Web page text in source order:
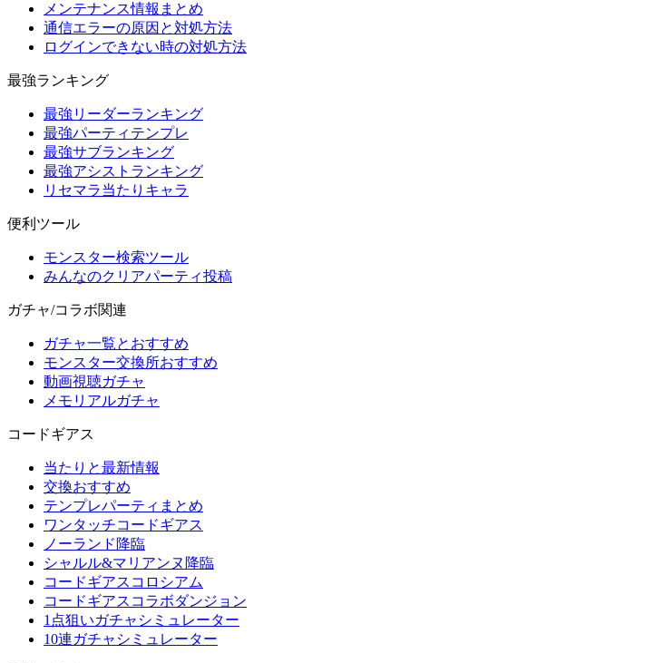
メンテナンス情報まとめ
通信エラーの原因と対処方法
ログインできない時の対処方法
最強ランキング
最強リーダーランキング
最強パーティテンプレ
最強サブランキング
最強アシストランキング
リセマラ当たりキャラ
便利ツール
モンスター検索ツール
みんなのクリアパーティ投稿
ガチャ/コラボ関連
ガチャ一覧とおすすめ
モンスター交換所おすすめ
動画視聴ガチャ
メモリアルガチャ
コードギアス
当たりと最新情報
交換おすすめ
テンプレパーティまとめ
ワンタッチコードギアス
ノーランド降臨
シャルル&マリアンヌ降臨
コードギアスコロシアム
コードギアスコラボダンジョン
1点狙いガチャシミュレーター
10連ガチャシミュレーター